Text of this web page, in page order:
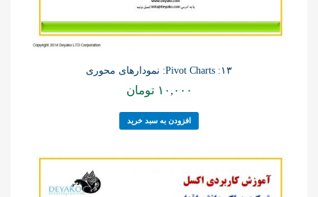
۱۳: Pivot Charts: نمودارهای محوری
۱۰,۰۰۰ تومان
افزودن به سبد خرید